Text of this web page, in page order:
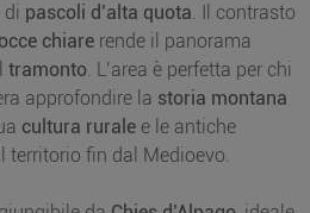
di pascoli d’alta quota. Il contrasto
chiare rende il panorama
tramonto. L’area è perfetta per chi
approfondire la storia montana
cultura rurale e le antiche
territorio fin dal Medioevo.